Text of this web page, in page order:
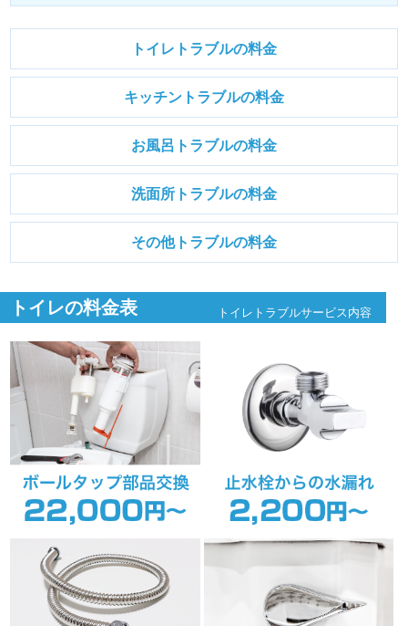
トイレトラブルの料金
キッチントラブルの料金
お風呂トラブルの料金
洗面所トラブルの料金
その他トラブルの料金
トイレの料金表 トイレトラブルサービス内容